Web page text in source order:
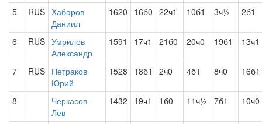
5 RUS Хабаров
Даниил
1620 16б0 22ч1 10б1 3ч½ 2б1
6 RUS Умрилов
Александр
1591 17ч1 21б0 20ч0 19б1 13ч1
7 RUS Петраков
Юрий
1528 18б1 2ч0 4б1 8ч0 16б1
8
Черкасов
Лев
1432 19ч1 1б0 11ч½ 7б1 10ч0